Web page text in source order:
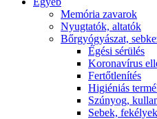
Memória zavarok
Nyugtatók, altatók
Bőrgyógyászat,
É́gési sérülés
Koronavírus
Fertőtlenítés
Higiéniás
Szúnyog,
Sebek, fekélyek